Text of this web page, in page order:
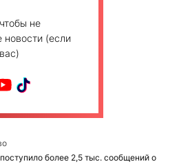
не
новости (если
более 2,5 тыс. сообщений о